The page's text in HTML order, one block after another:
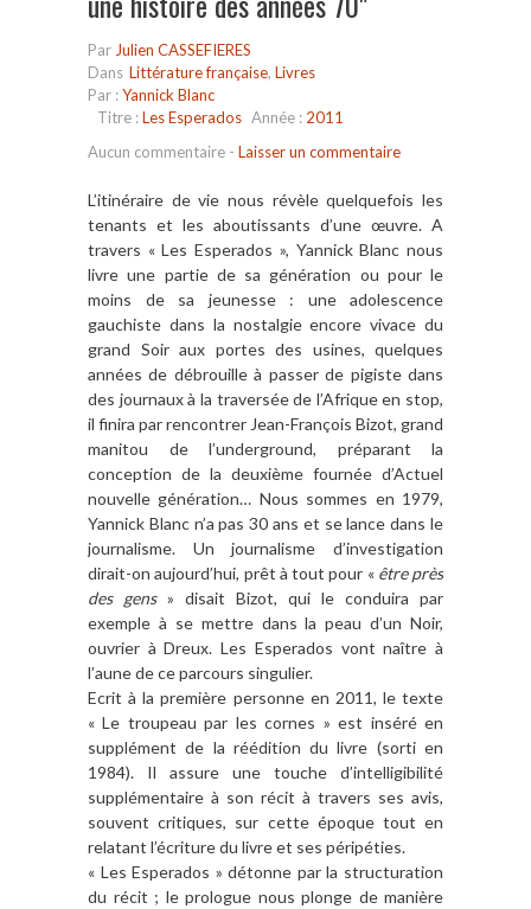
Par Julien CASSEFIERES
Dans Littérature française, Livres
Par :Yannick Blanc
Titre :Les Esperados Année : 2011
Aucun commentaire - Laisser un commentaire
L’itinéraire de vie nous révèle quelquefois les
tenants et les aboutissants d’une œuvre. A
travers « Les Esperados », Yannick Blanc nous
livre une partie de sa génération ou pour le
moins de sa jeunesse : une adolescence
gauchiste dans la nostalgie encore vivace du
grand Soir aux portes des usines, quelques
années de débrouille à passer de pigiste dans
des journaux à la traversée de l’Afrique en stop,
il finira par rencontrer Jean-François Bizot, grand
manitou de l’underground, préparant la
conception de la deuxième fournée d’Actuel
nouvelle génération… Nous sommes en 1979,
Yannick Blanc n’a pas 30 ans et se lance dans le
journalisme. Un journalisme d’investigation
dirait-on aujourd’hui, prêt à tout pour « être près
des gens » disait Bizot, qui le conduira par
exemple à se mettre dans la peau d’un Noir,
ouvrier à Dreux. Les Esperados vont naître à
l’aune de ce parcours singulier.
Ecrit à la première personne en 2011, le texte
« Le troupeau par les cornes » est inséré en
supplément de la réédition du livre (sorti en
1984). Il assure une touche d’intelligibilité
supplémentaire à son récit à travers ses avis,
souvent critiques, sur cette époque tout en
relatant l’écriture du livre et ses péripéties.
« Les Esperados » détonne par la structuration
du récit ; le prologue nous plonge de manière